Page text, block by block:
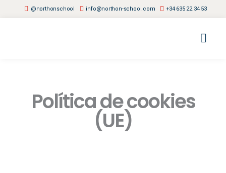
@northonschool info@northon-school.com +34 635 22 34 53
Política de cookies
(UE)